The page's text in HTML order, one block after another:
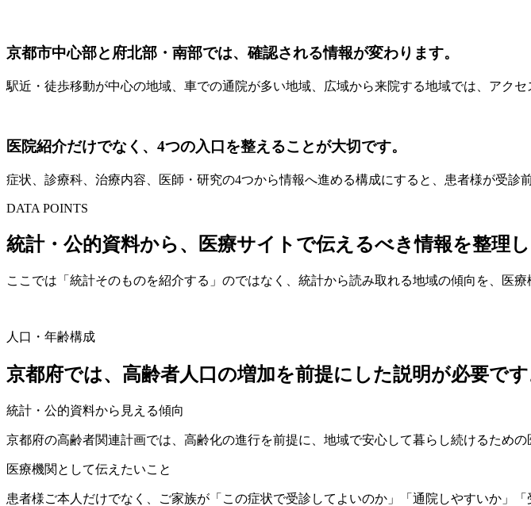
京都市中心部と府北部・南部では、確認される情報が変わります。
駅近・徒歩移動が中心の地域、車での通院が多い地域、広域から来院する地域では、アク
医院紹介だけでなく、4つの入口を整えることが大切です。
症状、診療科、治療内容、医師・研究の4つから情報へ進める構成にすると、患者様が受診
DATA POINTS
統計・公的資料から、医療サイトで伝えるべき情報を整理し
ここでは「統計そのものを紹介する」のではなく、統計から読み取れる地域の傾向を、医
人口・年齢構成
京都府では、高齢者人口の増加を前提にした説明が必要です
統計・公的資料から見える傾向
京都府の高齢者関連計画では、高齢化の進行を前提に、地域で安心して暮らし続けるため
医療機関として伝えたいこと
患者様ご本人だけでなく、ご家族が「この症状で受診してよいのか」「通院しやすいか」